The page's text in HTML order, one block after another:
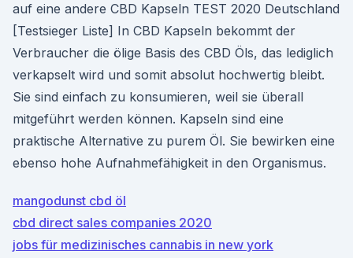
auf eine andere CBD Kapseln TEST 2020 Deutschland
[Testsieger Liste] In CBD Kapseln bekommt der
Verbraucher die ölige Basis des CBD Öls, das lediglich
verkapselt wird und somit absolut hochwertig bleibt.
Sie sind einfach zu konsumieren, weil sie überall
mitgeführt werden können. Kapseln sind eine
praktische Alternative zu purem Öl. Sie bewirken eine
ebenso hohe Aufnahmefähigkeit in den Organismus.
mangodunst cbd öl
cbd direct sales companies 2020
jobs für medizinisches cannabis in new york